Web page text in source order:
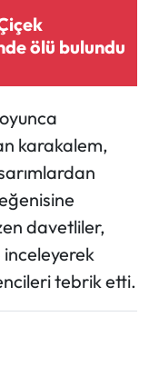
ölü bulundu
karakalem,
davetliler,
inceleyerek
tebrik etti.